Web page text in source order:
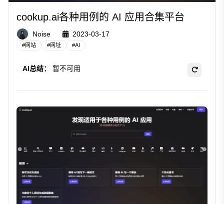
cookup.ai各种用例的 AI 应用合集平台
Noise 2023-03-17
#网站 #网址 #AI
AI总结： 暂不可用